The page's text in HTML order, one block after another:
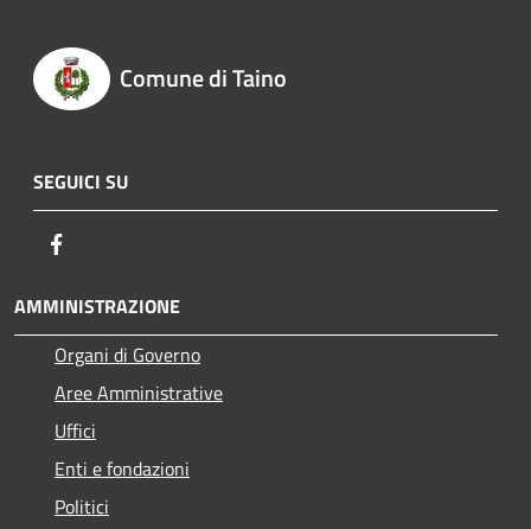
Comune di Taino
SEGUICI SU
AMMINISTRAZIONE
Organi di Governo
Aree Amministrative
Uffici
Enti e fondazioni
Politici